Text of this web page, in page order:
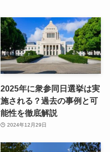
2025年に衆参同日選挙は実
施される？過去の事例と可
能性を徹底解説
2024年12月29日